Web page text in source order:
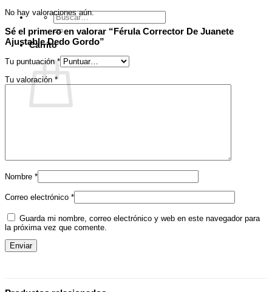
Buscar
por:
Carrito
No hay valoraciones aún.
Sé el primero en valorar “Férula Corrector De Juanete
Ajustable Dedo Gordo”
Tu puntuación*
Tu valoración *
Nombre *
Correo electrónico *
Guarda mi nombre, correo electrónico y web en este navegador para
la próxima vez que comente.